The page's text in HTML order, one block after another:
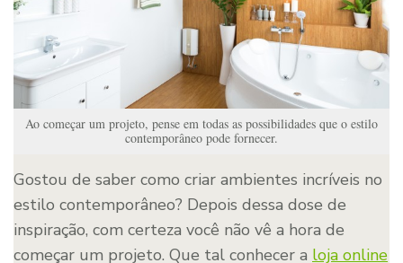
Ao começar um projeto, pense em todas as possibilidades que o estilo
contemporâneo pode fornecer.
Gostou de saber como criar ambientes incríveis no
estilo contemporâneo? Depois dessa dose de
inspiração, com certeza você não vê a hora de
começar um projeto. Que tal conhecer a loja online